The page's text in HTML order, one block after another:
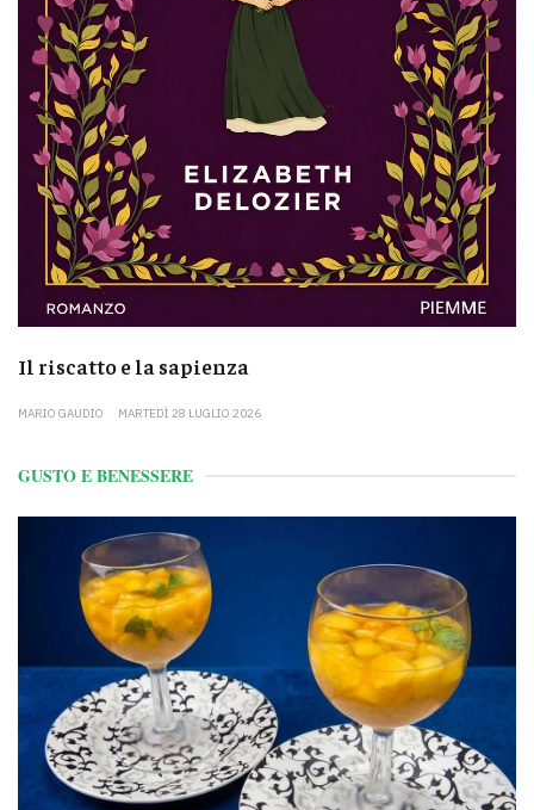
Il riscatto e la sapienza
MARIO GAUDIO MARTEDÌ 28 LUGLIO 2026
GUSTO E BENESSERE